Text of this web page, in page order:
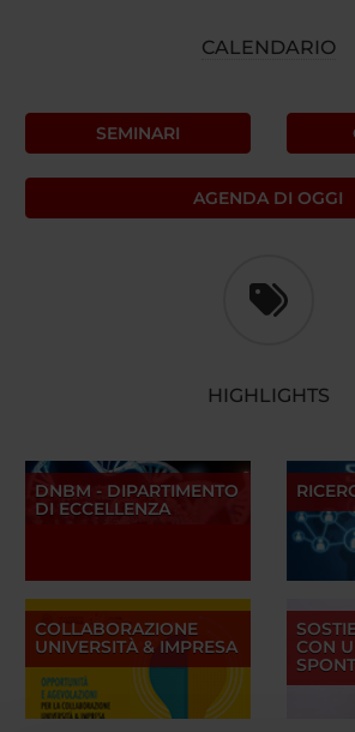
CALENDARIO
SEMINARI
AGENDA DI OGGI
HIGHLIGHTS
DNBM - DIPARTIMENTO
DI ECCELLENZA
COLLABORAZIONE
UNIVERSITÀ & IMPRESA
CON